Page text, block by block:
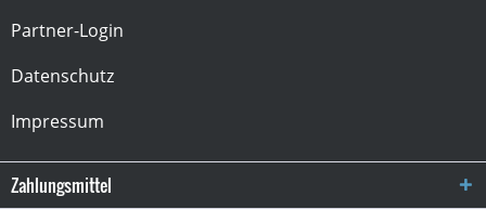
Partner-Login
Datenschutz
Impressum
Zahlungsmittel